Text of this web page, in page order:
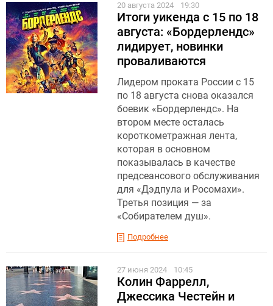
20 августа 2024 19:30
Итоги уикенда с 15 по 18
августа: «Бордерлендс»
лидирует, новинки
проваливаются
Лидером проката России с 15
по 18 августа снова оказался
боевик «Бордерлендс». На
втором месте осталась
короткометражная лента,
которая в основном
показывалась в качестве
предсеансового обслуживания
для «Дэдпула и Росомахи».
Третья позиция — за
«Собирателем душ».
Подробнее
27 июня 2024 10:45
Колин Фаррелл,
Джессика Честейн и